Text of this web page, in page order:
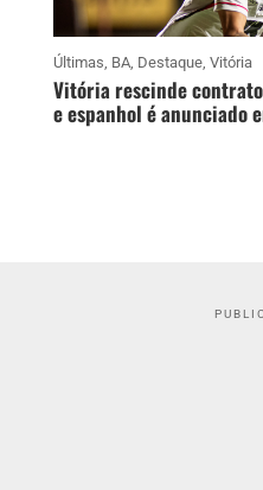
Últimas, BA, Destaque, Vitória
Vitória rescinde
e espanhol é anunciado